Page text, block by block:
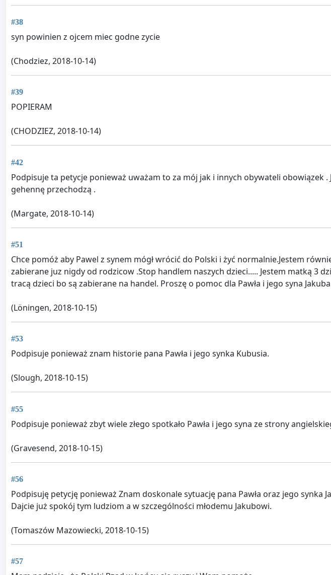
#38
syn powinien z ojcem miec godne zycie
(Chodziez, 2018-10-14)
#39
POPIERAM
(CHODZIEZ, 2018-10-14)
#42
Podpisuje ta petycje ponieważ uważam to za mój jak i innych obywateli obowiązek
gehennę przechodzą .
(Margate, 2018-10-14)
#51
Chce pomóż aby Pawel z synem mógł wrócić do Polski i żyć normalnie.Jestem
zabierane juz nigdy od rodzicow .Stop handlem naszych dzieci..... Jestem matką 3
tracą dzieci bo są zabierane na handel. Proszę o pomoc dla Pawła i jego syna
(Löningen, 2018-10-15)
#53
Podpisuje ponieważ znam historie pana Pawła i jego synka Kubusia.
(Slough, 2018-10-15)
#55
Podpisuje ponieważ zbyt wiele złego spotkało Pawła i jego syna ze strony
(Gravesend, 2018-10-15)
#56
Podpisuję petycję ponieważ Znam doskonale sytuację pana Pawła oraz jego synka
Dajcie już spokój tym ludziom a w szczególności młodemu Jakubowi.
(Tomaszów Mazowiecki, 2018-10-15)
#57